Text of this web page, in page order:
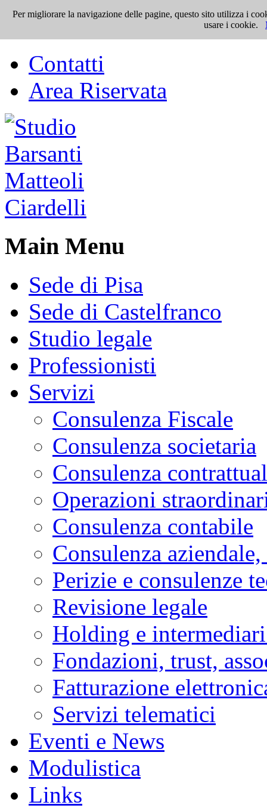
Top Menu
Contatti
Area Riservata
Main Menu
Sede di Pisa
Sede di Castelfranco
Studio legale
Professionisti
Servizi
Consulenza Fiscale
Consulenza societaria
Consulenza
Operazioni
Consulenza contabile
Consulenza
Perizie e consulenze
Revisione legale
Holding e
Fondazioni, trust,
Fatturazione
Servizi telematici
Eventi e News
Modulistica
Links
Per migliorare la navigazione delle pagine, questo sito utilizza i
usare i cookie.